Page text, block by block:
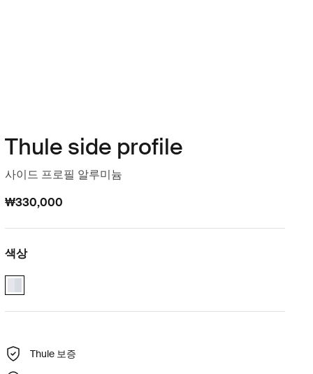
Thule side profile
사이드 프로필 알루미늄
₩330,000
색상
Thule side profile 알루미늄 (selected)
Thule 보증